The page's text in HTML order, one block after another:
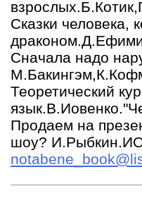
Сказки человека,
Сначала надо
Теоретический
Продаем на
шоу?